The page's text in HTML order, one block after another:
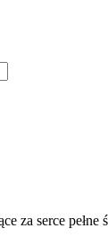
za serce